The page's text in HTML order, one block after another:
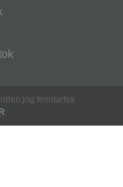
jog fenntartva